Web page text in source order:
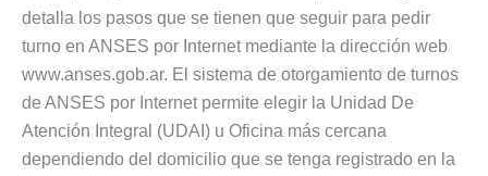
detalla los pasos que se tienen que seguir para pedir
turno en ANSES por Internet mediante la dirección web
www.anses.gob.ar. El sistema de otorgamiento de turnos
de ANSES por Internet permite elegir la Unidad De
Atención Integral (UDAI) u Oficina más cercana
dependiendo del domicilio que se tenga registrado en la